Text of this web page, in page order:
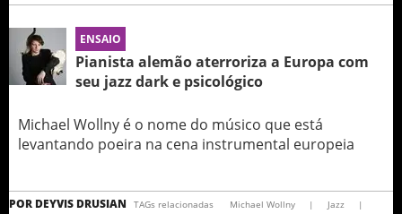
ENSAIO
Pianista alemão aterroriza a Europa com
seu jazz dark e psicológico
Michael Wollny é o nome do músico que está
levantando poeira na cena instrumental europeia
POR DEYVIS DRUSIAN TAGs relacionadas Michael Wollny | Jazz |